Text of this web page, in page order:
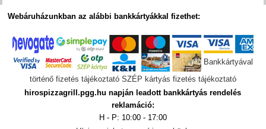
Webáruházunkban az alábbi bankkártyákkal fizethet:
Bankkártyával
történő fizetés tájékoztató SZÉP kártyás fizetés tájékoztató
hirospizzagrill.pgg.hu napján leadott bankkártyás rendelés
reklamáció:
H - P: 10:00 - 17:00